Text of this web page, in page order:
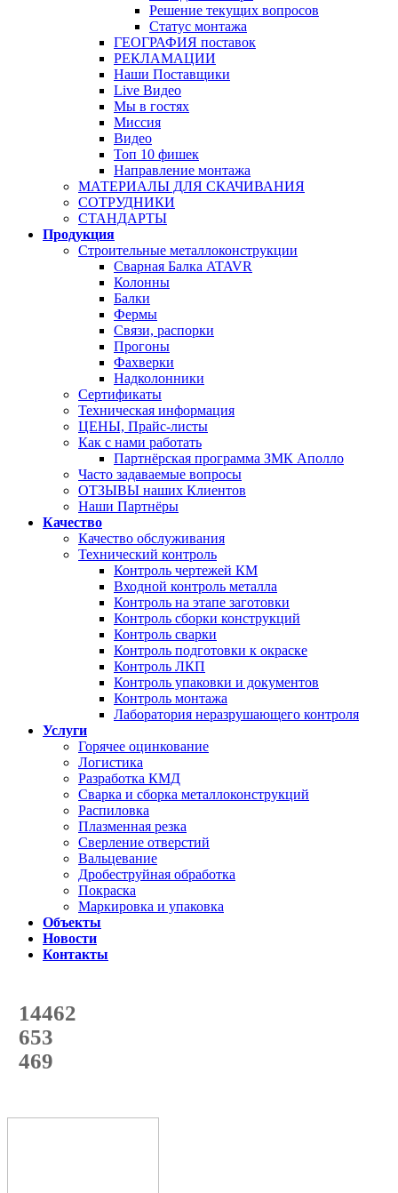
Решение текущих вопросов
Статус монтажа
ГЕОГРАФИЯ поставок
РЕКЛАМАЦИИ
Наши Поставщики
Live Видео
Мы в гостях
Миссия
Видео
Топ 10 фишек
Направление монтажа
МАТЕРИАЛЫ ДЛЯ СКАЧИВАНИЯ
СОТРУДНИКИ
СТАНДАРТЫ
Продукция
Строительные металлоконструкции
Сварная Балка ATAVR
Колонны
Балки
Фермы
Связи, распорки
Прогоны
Фахверки
Надколонники
Сертификаты
Техническая информация
ЦЕНЫ, Прайс-листы
Как с нами работать
Партнёрская программа ЗМК Аполло
Часто задаваемые вопросы
ОТЗЫВЫ наших Клиентов
Наши Партнёры
Качество
Качество обслуживания
Технический контроль
Контроль чертежей КМ
Входной контроль металла
Контроль на этапе заготовки
Контроль сборки конструкций
Контроль сварки
Контроль подготовки к окраске
Контроль ЛКП
Контроль упаковки и документов
Контроль монтажа
Лаборатория неразрушающего контроля
Услуги
Горячее оцинкование
Логистика
Разработка КМД
Сварка и сборка металлоконструкций
Распиловка
Плазменная резка
Сверление отверстий
Вальцевание
Дробеструйная обработка
Покраска
Маркировка и упаковка
Объекты
Новости
Контакты
14462
с начала года
653
с начала месяца
469
с начала недели